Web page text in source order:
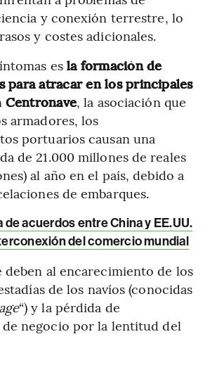
y conexión terrestre, lo
y costes adicionales.
esla formación de
para atracar en los principales
Centronave, la asociación que
armadores, los
portuarios causan una
de 21.000 millones de reales
al año en el país, debido a
de embarques.
de acuerdos entre China y EE.UU.
del comercio mundial
deben al encarecimiento de los
de los navíos (conocidas
“) y la pérdida de
negocio por la lentitud del